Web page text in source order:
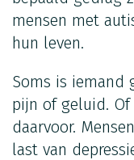
mensen met
hun leven.
Soms is iemand
pijn of geluid.
daarvoor.
last van